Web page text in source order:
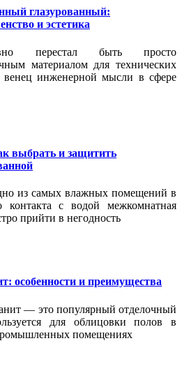
глазурованный:
и эстетика
перестал быть просто
материалом для технических
инженерной мысли в сфере
выбрать и защитить
из самых влажных помещений в
контакта с водой межкомнатная
прийти в негодность
особенности и преимущества
— это популярный отделочный
для облицовки полов в
помещениях